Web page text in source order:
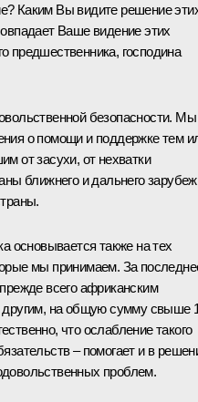
Каким Вы видите решение
Ваше видение этих
предшественника, господина
безопасности. Мы
о помощи и поддержке тем
от засухи, от нехватки
ближнего и дальнего
основывается также на тех
мы принимаем. За
всего африканским
другим, на общую сумму свыше
что ослабление такого
– помогает и в
проблем.